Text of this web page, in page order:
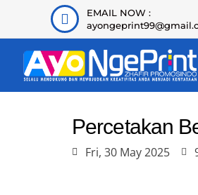
EMAIL NOW :
Percetakan
Fri, 30 May 2025